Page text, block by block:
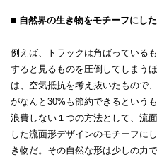
■ 自然界の生き物をモチーフにし
例えば、トラックは角ばっている
すると見るものを圧倒してしまう
は、空気抵抗を考え抜いたもので
がなんと30%も節約できるという
浪費しない１つの方法として、流
した流面形デザインのモチーフに
き物だ。その自然な形は少しの力